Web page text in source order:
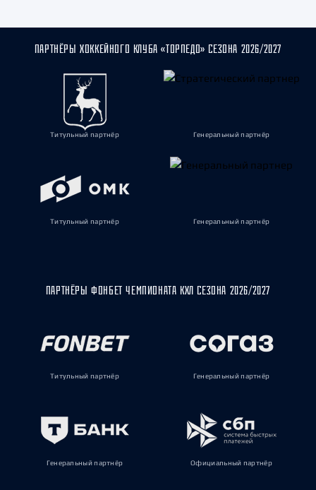
ПАРТНЁРЫ ХОККЕЙНОГО КЛУБА «ТОРПЕДО» СЕЗОНА 2026/2027
Титульный партнёр Генеральный партнёр
Титульный партнёр Генеральный партнёр
ПАРТНЁРЫ ФОНБЕТ ЧЕМПИОНАТА КХЛ СЕЗОНА 2026/2027
Титульный партнёр Генеральный партнёр
Генеральный партнёр Официальный партнёр